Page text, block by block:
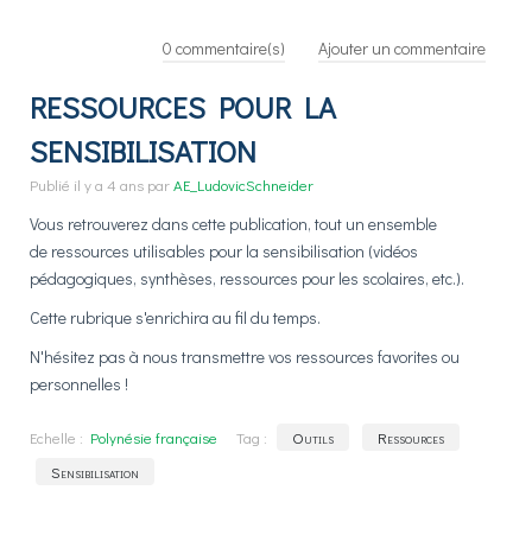
0 commentaire(s) Ajouter un commentaire
RESSOURCES POUR LA
SENSIBILISATION
Publié il y a 4 ans parAE_LudovicSchneider
Vous retrouverez dans cette publication, tout un ensemble
de ressources utilisables pour la sensibilisation (vidéos
pédagogiques, synthèses, ressources pour les scolaires, etc.).
Cette rubrique s'enrichira au fil du temps.
N'hésitez pas à nous transmettre vos ressources favorites ou
personnelles !
Echelle : Polynésie française Tag : Outils
Ressources
Sensibilisation